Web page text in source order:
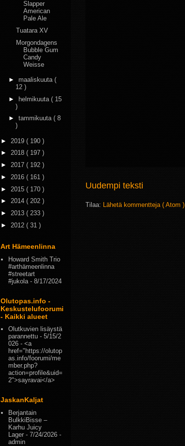
Uudempi teksti
Tilaa: Lähetä kommentteja ( Atom )
Slapper
American
Pale Ale
Tuatara XV
Morgondagens
Bubble Gum
Candy
Weisse
► maaliskuuta (
12 )
► helmikuuta ( 15
)
► tammikuuta ( 8
)
► 2019 ( 190 )
► 2018 ( 197 )
► 2017 ( 192 )
► 2016 ( 161 )
► 2015 ( 170 )
► 2014 ( 202 )
► 2013 ( 233 )
► 2012 ( 31 )
Art Hämeenlinna
Howard Smith Trio
#arthämeenlinna
#streetart
#jukola - 8/17/2024
Olutopas.info -
Keskustelufoorumi
- Kaikki alueet
Olutkuvien lisäystä
parannettu - 5/15/2
026 - <a
href="https://olutop
as.info/foorumi/me
mber.php?
action=profile&uid=
2">sayravai</a>
JaskanKaljat
Berjantain
BulkkiBisse –
Karhu Juicy
Lager - 7/24/2026 -
admin